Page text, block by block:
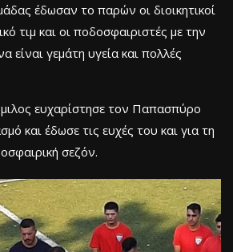
έδωσαν το παρών οι διοικητικοί
τιμ και οι ποδοσφαιριστές με την
είναι γεμάτη υγεία και πολλές
ευχαρίστησε τον Παπασπύρο
και έδωσε τις ευχές του και για τη
σεζόν.